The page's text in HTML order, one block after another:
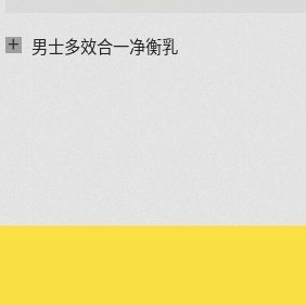
+ 男士多效合一净衡乳